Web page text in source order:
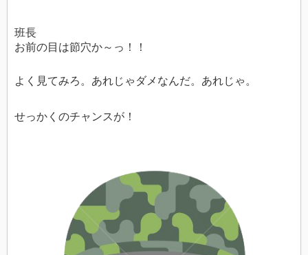
班長
お前の目は節穴か～っ！！
よく見てみろ。あれじゃダメなんだ。あれじゃ。
せっかくのチャンスが！